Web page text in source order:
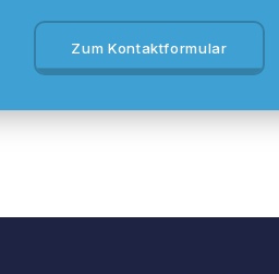
Zum Kontaktformular